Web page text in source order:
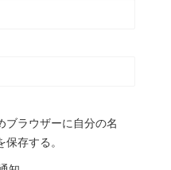
ブラウザーに自分の名
存する。